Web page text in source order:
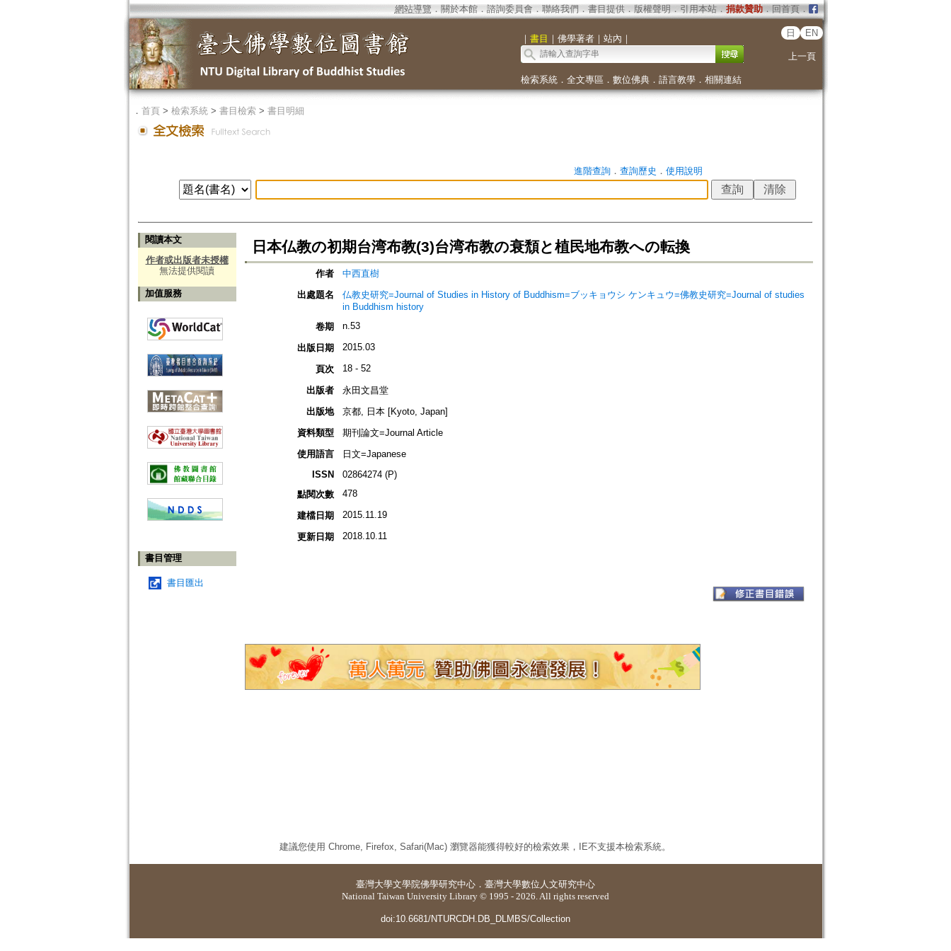
網站導覽 ． 關於本館． 諮詢委員會． 聯絡我們 ． 書目提供． 版權聲明 ． 引用本站． 捐款贊助．回首頁．
｜ 書目 ｜ 佛學著者｜ 站內 ｜
日 EN
上一頁
檢索系統． 全文專區 ． 數位佛典． 語言教學． 相關連結
． 首頁> 檢索系統> 書目檢索> 書目明細
進階查詢． 查詢歷史 ． 使用說明
閱讀本文
作者或出版者未授權
無法提供閱讀
加值服務
書目管理
書目匯出
日本仏教の初期台湾布教(3)台湾布教の衰頹と植民地布教への転換
作者
中西直樹
出處題名
仏教史研究=Journal of Studies in History of Buddhism=ブッキョウシ ケンキュウ=佛教史研究=Journal of studies
in Buddhism history
卷期
n.53
出版日期 2015.03
頁次 18 - 52
出版者
永田文昌堂
出版地
京都, 日本 [Kyoto, Japan]
資料類型
期刊論文=Journal Article
使用語言
日文=Japanese
ISSN
02864274 (P)
點閱次數
478
建檔日期 2015.11.19
更新日期 2018.10.11
建議您使用 Chrome, Firefox, Safari(Mac) 瀏覽器能獲得較好的檢索效果，IE不支援本檢索系統。
臺灣大學文學院佛學研究中心 ． 臺灣大學數位人文研究中心
National Taiwan University Library © 1995 - 2026. All rights reserved
doi:10.6681/NTURCDH.DB_DLMBS/Collection